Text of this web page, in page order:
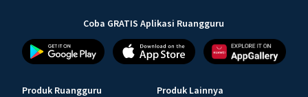
Coba GRATIS Aplikasi Ruangguru
Produk Ruangguru Produk Lainnya